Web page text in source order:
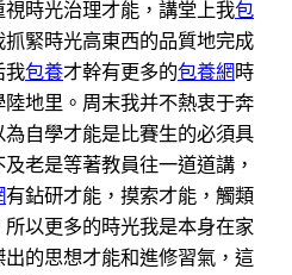
時光治理才能，講堂上我包
緊時光高東西的品質地完成
我包養才幹有更多的包養網時
地里。周末我并不熱衷于奔
自學才能是比賽生的必須具
老是等著教員往一道道講，
有鉆研才能，摸索才能，觸類
以更多的時光我是本身在家
的思想才能和進修習氣，這